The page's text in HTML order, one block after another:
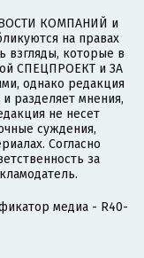
КОМПАНИЙ и
на правах
взгляды, которые в
СПЕЦПРОЕКТ и ЗА
однако редакция
и разделяет мнения,
не несет
суждения,
Согласно
за
медиа - R40-